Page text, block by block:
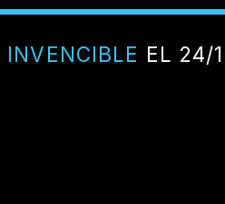
INVENCIBLE EL 24/